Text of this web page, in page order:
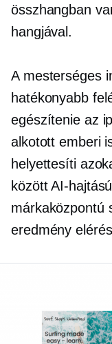
összhangban
hangjával.
A mesterséges
hatékonyabb
egészítenie az
alkotott emberi
helyettesíti
közöttAI-hajtású
márkaközpontú
eredmény